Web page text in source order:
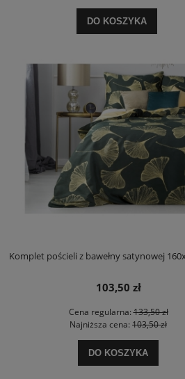
DO KOSZYKA
Komplet pościeli z bawełny satynowej
103,50 zł
Cena regularna:133,50 zł
Najniższa cena: 103,50 zł
DO KOSZYKA